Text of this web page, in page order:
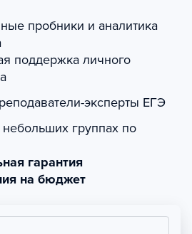
пробники и аналитика
поддержка личного
эксперты ЕГЭ
группах по
гарантия
на бюджет